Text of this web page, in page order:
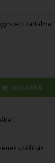
 KOSÁRBA
szállítás